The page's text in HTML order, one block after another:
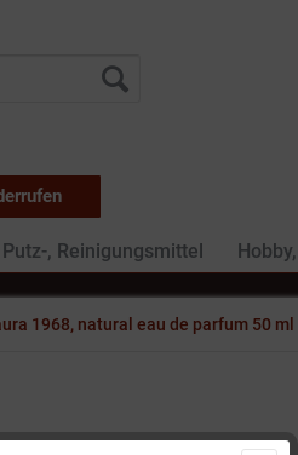
Putz-, Reinigungsmittel
1968, natural eau de parfum 50 ml